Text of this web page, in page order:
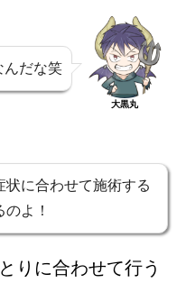
んだな笑
大黒丸
状に合わせて施術する
よ！
りに合わせて行う